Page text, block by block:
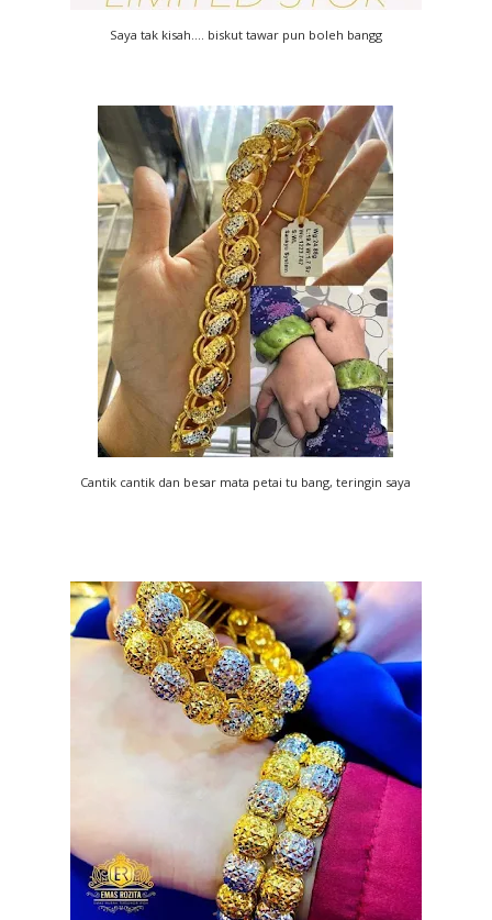
Saya tak kisah.... biskut tawar pun boleh bangg
Cantik cantik dan besar mata petai tu bang, teringin saya